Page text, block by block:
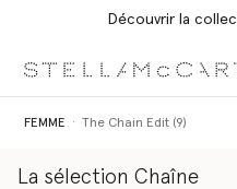
Livraison Express
FEMME The Chain Edit (9)
La sélection Chaîne